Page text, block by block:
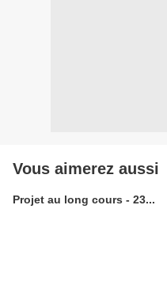
Vous aimerez aussi
Projet au long cours - 23...